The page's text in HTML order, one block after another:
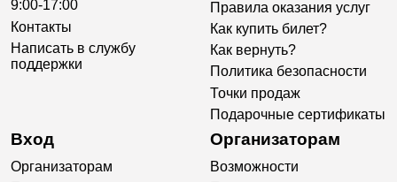
9:00-17:00
Контакты
Написать в службу
поддержки
Правила оказания услуг
Как купить билет?
Как вернуть?
Политика безопасности
Точки продаж
Подарочные сертификаты
Вход
Организаторам
Организаторам
Возможности